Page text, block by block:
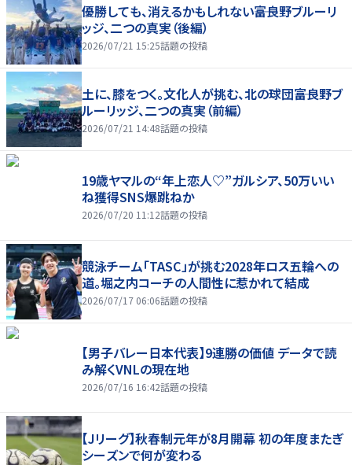
優勝しても、消えるかもしれない――富良野ブルーリ
ッジ、二つの真実（後編）
2026/07/21 15:25話題の投稿
土に、膝をつく。文化人が挑む、北の球団――富良野ブ
ルーリッジ、二つの真実（前編）
2026/07/21 14:48話題の投稿
19歳ヤマルの“年上恋人♡”ガルシア、50万いい
ね獲得SNS爆跳ねか
2026/07/20 11:12話題の投稿
競泳チーム「TASC」が挑む2028年ロス五輪への
道。堀之内コーチの人間性に惹かれて結成
2026/07/17 06:06話題の投稿
【男子バレー日本代表】9連勝の価値 データで読
み解くVNLの現在地
2026/07/16 16:42話題の投稿
【Jリーグ】秋春制元年が8月開幕 初の年度またぎ
シーズンで何が変わる